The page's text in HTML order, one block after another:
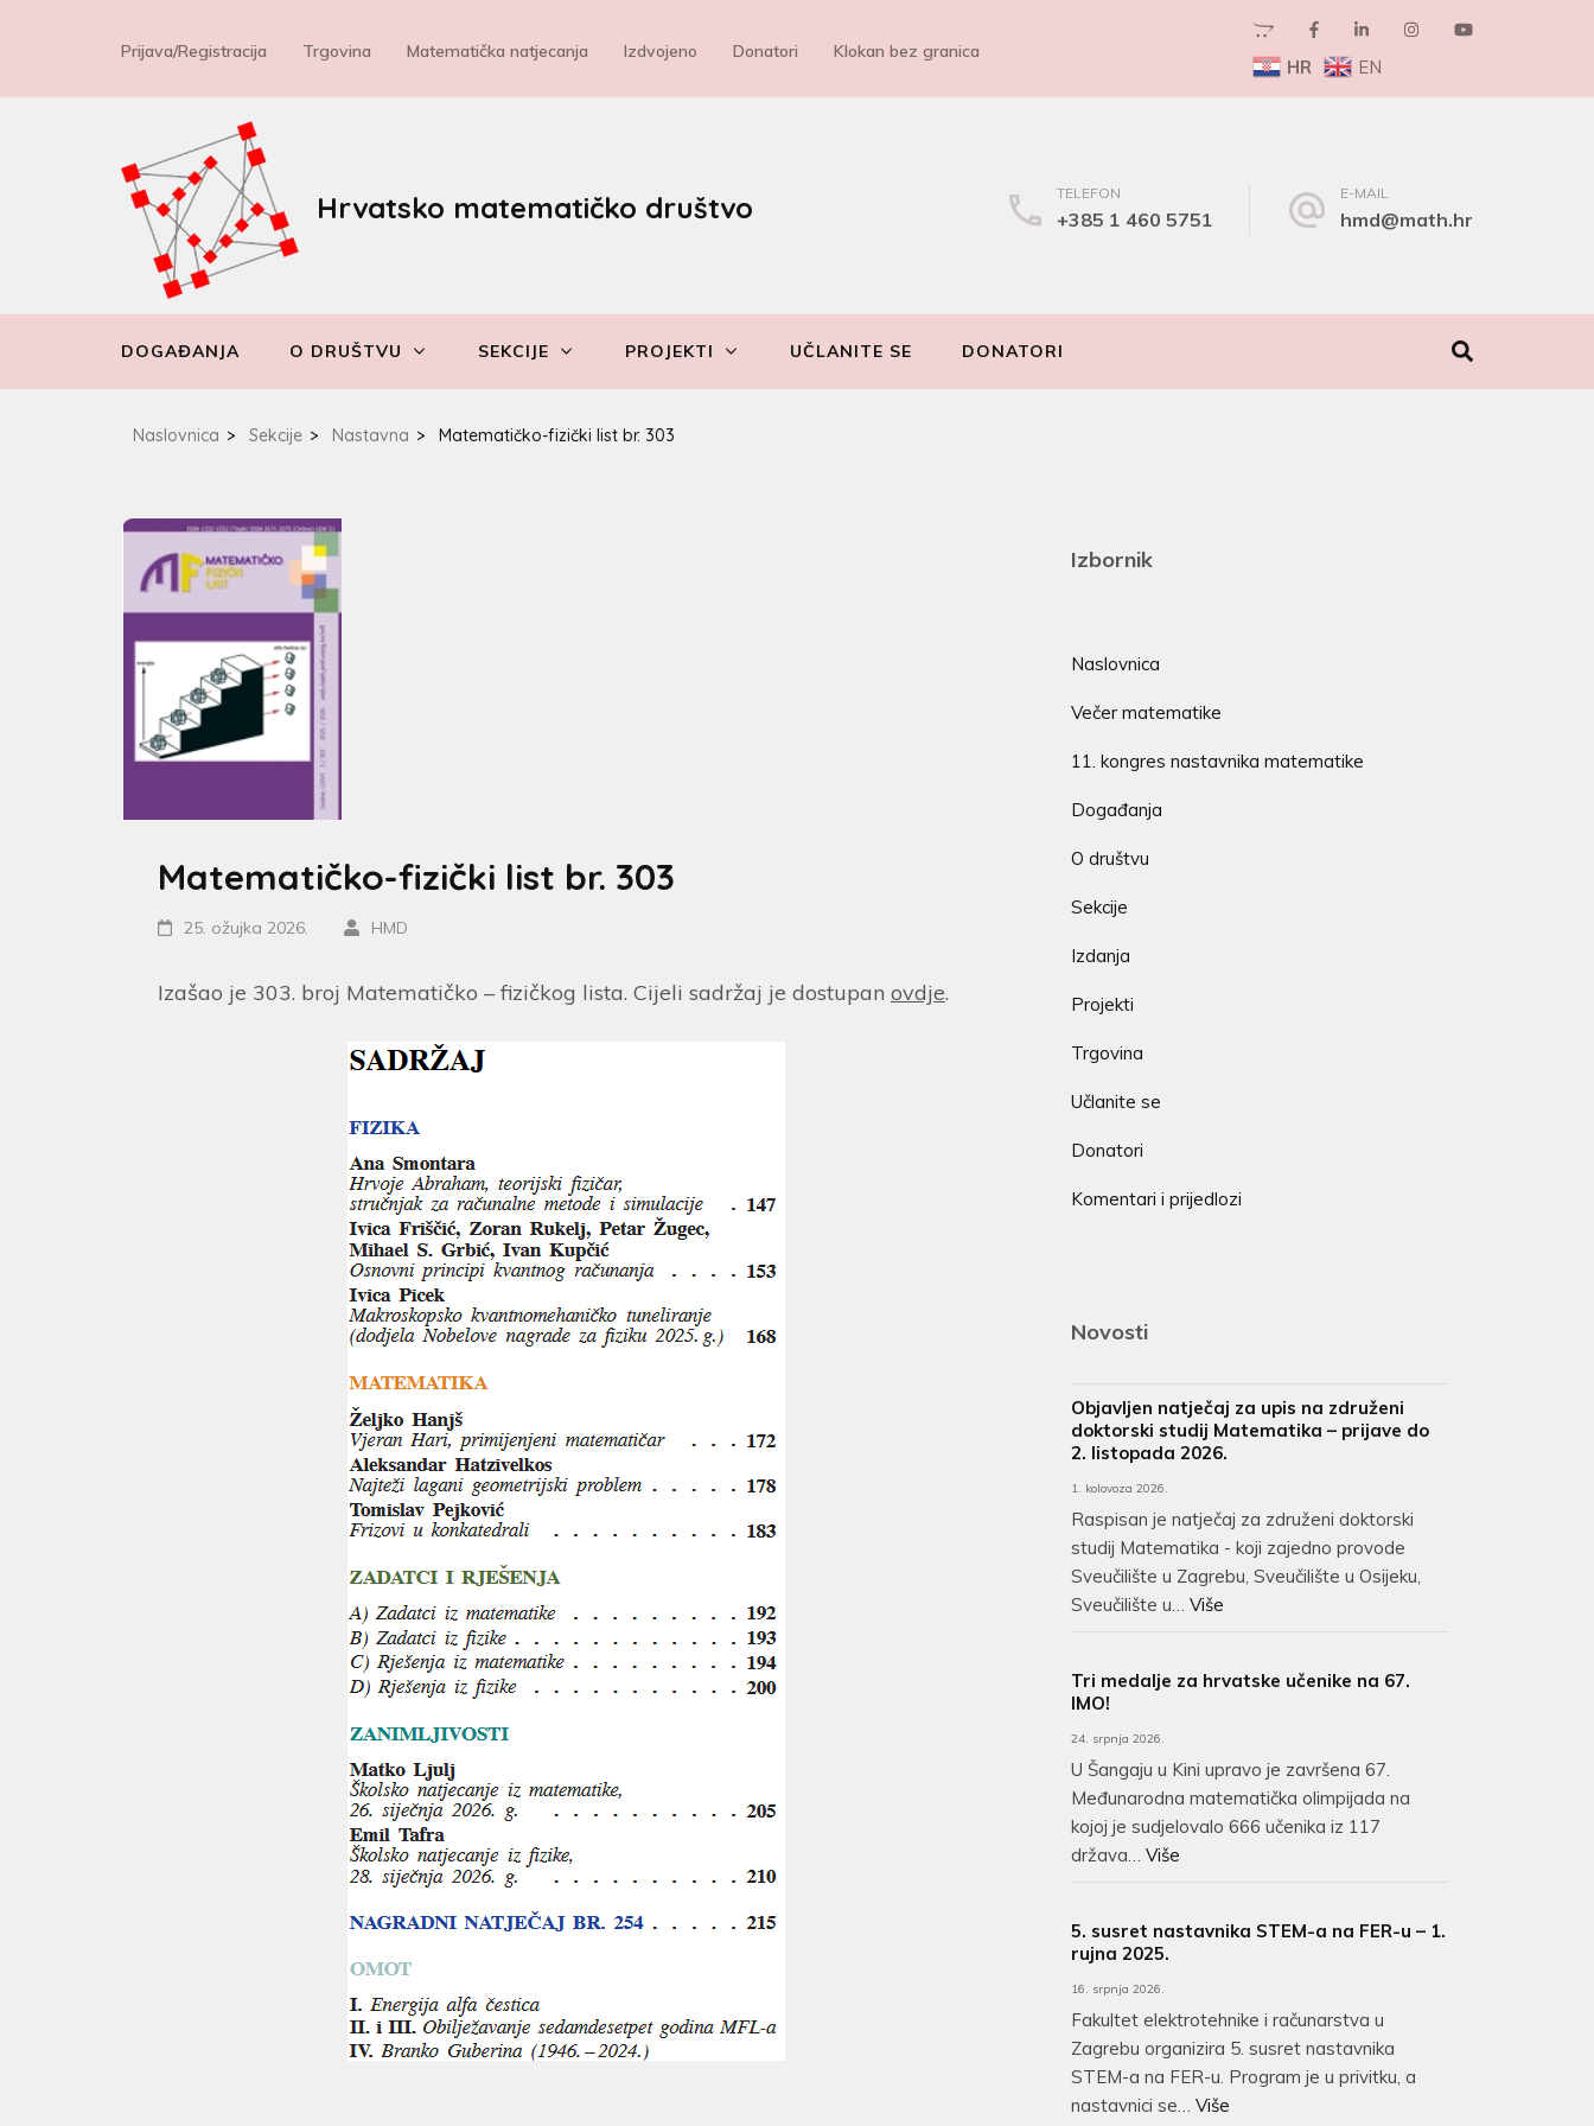
Prijava/Registracija Trgovina Matematička natjecanja Izdvojeno Donatori Klokan bez granica
HR EN
Hrvatsko matematičko društvo TELEFON
+385 1 460 5751
E-MAIL
hmd@math.hr
DOGAĐANJA O DRUŠTVU SEKCIJE PROJEKTI UČLANITE SE DONATORI
Naslovnica > Sekcije > Nastavna > Matematičko-fizički list br. 303
Matematičko-fizički list br. 303
25. ožujka 2026. HMD
Izašao je 303. broj Matematičko – fizičkog lista. Cijeli sadržaj je dostupan ovdje.
Izbornik
Naslovnica
Večer matematike
11. kongres nastavnika matematike
Događanja
O društvu
Sekcije
Izdanja
Projekti
Trgovina
Učlanite se
Donatori
Komentari i prijedlozi
Novosti
Objavljen natječaj za upis na združeni
doktorski studij Matematika – prijave do
2. listopada 2026.
1. kolovoza 2026.
Raspisan je natječaj za združeni doktorski
studij Matematika - koji zajedno provode
Sveučilište u Zagrebu, Sveučilište u Osijeku,
Sveučilište u…Više
Tri medalje za hrvatske učenike na 67.
IMO!
24. srpnja 2026.
U Šangaju u Kini upravo je završena 67.
Međunarodna matematička olimpijada na
kojoj je sudjelovalo 666 učenika iz 117
država…Više
5. susret nastavnika STEM-a na FER-u – 1.
rujna 2025.
16. srpnja 2026.
Fakultet elektrotehnike i računarstva u
Zagrebu organizira 5. susret nastavnika
STEM-a na FER-u. Program je u privitku, a
nastavnici se…Više